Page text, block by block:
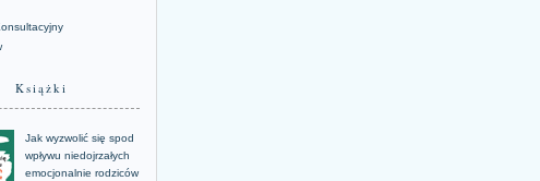
Książki
Jak wyzwolić się spod
wpływu niedojrzałych
emocjonalnie rodziców